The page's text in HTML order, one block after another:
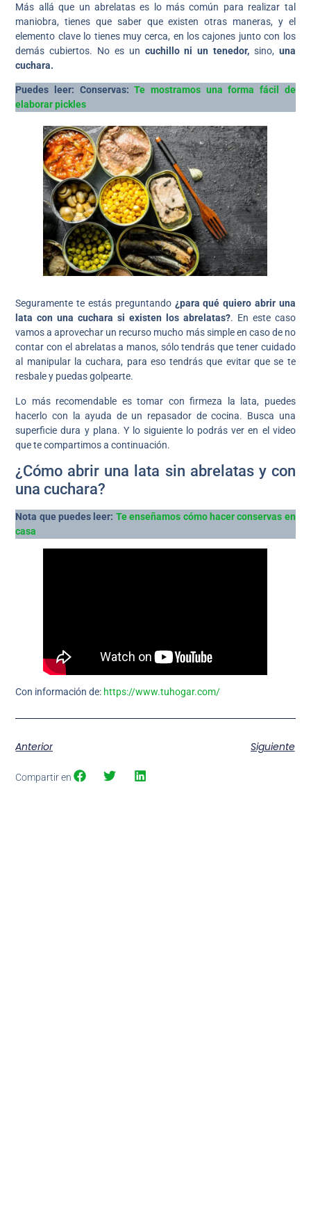
Más allá que un abrelatas es lo más común para realizar tal
maniobra, tienes que saber que existen otras maneras, y el
elemento clave lo tienes muy cerca, en los cajones junto con los
demás cubiertos. No es un cuchillo ni un tenedor, sino, una
cuchara.
Puedes leer: Conservas:Te mostramos una forma fácil de
elaborar pickles
Seguramente te estás preguntando ¿para qué quiero abrir una
lata con una cuchara si existen los abrelatas?. En este caso
vamos a aprovechar un recurso mucho más simple en caso de no
contar con el abrelatas a manos, sólo tendrás que tener cuidado
al manipular la cuchara, para eso tendrás que evitar que se te
resbale y puedas golpearte.
Lo más recomendable es tomar con firmeza la lata, puedes
hacerlo con la ayuda de un repasador de cocina. Busca una
superficie dura y plana. Y lo siguiente lo podrás ver en el video
que te compartimos a continuación.
¿Cómo abrir una lata sin abrelatas y con
una cuchara?
Nota que puedes leer: Te enseñamos cómo hacer conservas en
casa
Con información de: https://www.tuhogar.com/
Anterior Siguiente
Compartir en